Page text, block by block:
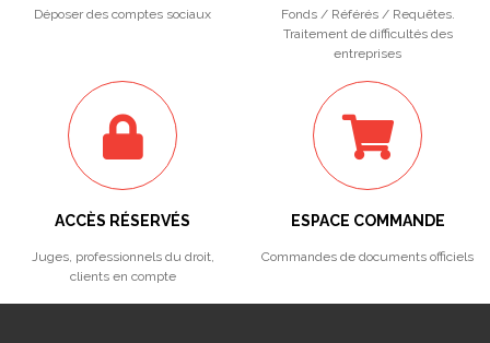
Déposer des comptes sociaux
Fonds / Référés / Requêtes.
Traitement de difficultés des
entreprises
ACCÈS RÉSERVÉS
Juges, professionnels du droit,
clients en compte
ESPACE COMMANDE
Commandes de documents officiels